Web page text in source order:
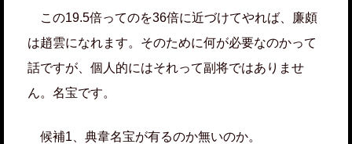
この19.5倍ってのを36倍に近づけてやれば、廉頗
は趙雲になれます。そのために何が必要なのかって
話ですが、個人的にはそれって副将ではありませ
ん。名宝です。
候補1、典韋名宝が有るのか無いのか。